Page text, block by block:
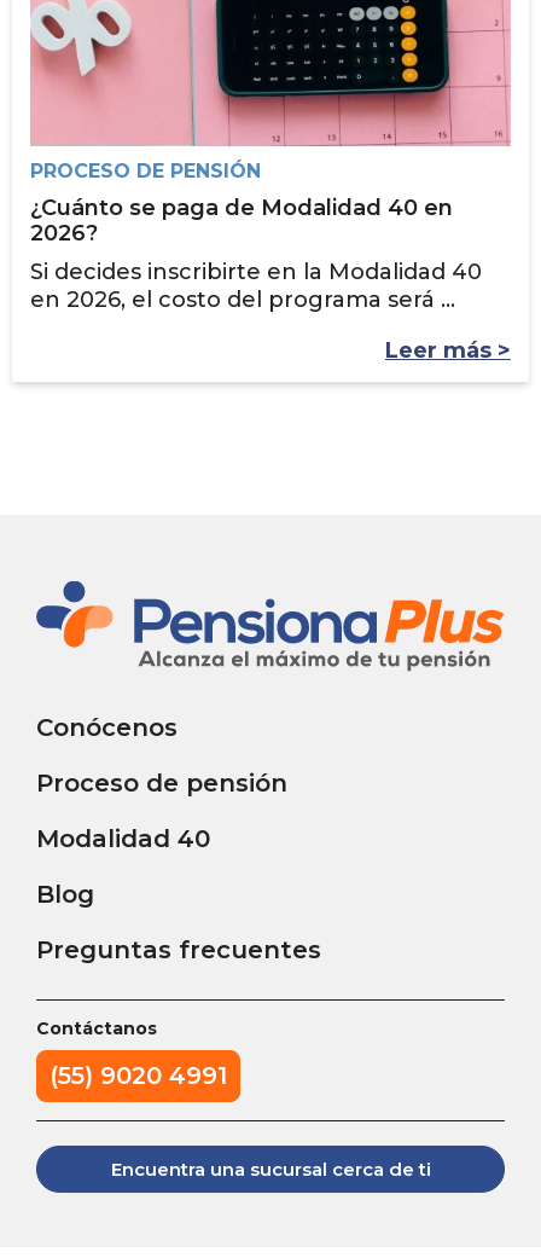
PROCESO DE PENSIÓN
¿Cuánto se paga de Modalidad 40 en
2026?
Si decides inscribirte en la Modalidad 40
en 2026, el costo del programa será ...
Leer más >
Conócenos
Proceso de pensión
Modalidad 40
Blog
Preguntas frecuentes
Contáctanos
(55) 9020 4991
Encuentra una sucursal cerca de ti